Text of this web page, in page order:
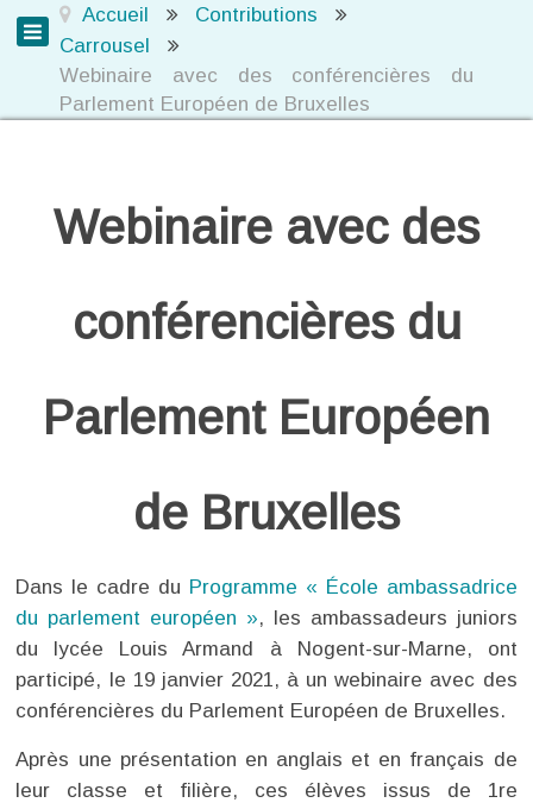
Accueil
Contributions
Carrousel
Webinaire avec des conférencières du
Parlement Européen de Bruxelles
Webinaire avec des
conférencières du
Parlement Européen
de Bruxelles
Dans le cadre du Programme « École ambassadrice
du parlement européen », les ambassadeurs juniors
du lycée Louis Armand à Nogent-sur-Marne, ont
participé, le 19 janvier 2021, à un webinaire avec des
conférencières du Parlement Européen de Bruxelles.
Après une présentation en anglais et en français de
leur classe et filière, ces élèves issus de 1re